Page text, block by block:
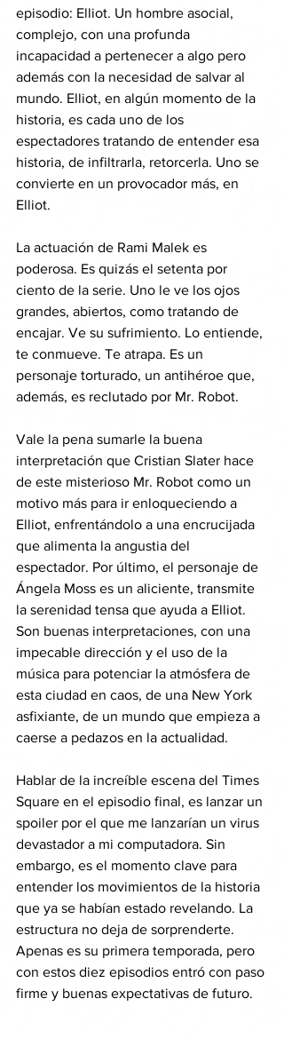
episodio: Elliot. Un hombre asocial,
complejo, con una profunda
incapacidad a pertenecer a algo pero
además con la necesidad de salvar al
mundo. Elliot, en algún momento de la
historia, es cada uno de los
espectadores tratando de entender esa
historia, de infiltrarla, retorcerla. Uno se
convierte en un provocador más, en
Elliot.
La actuación de Rami Malek es
poderosa. Es quizás el setenta por
ciento de la serie. Uno le ve los ojos
grandes, abiertos, como tratando de
encajar. Ve su sufrimiento. Lo entiende,
te conmueve. Te atrapa. Es un
personaje torturado, un antihéroe que,
además, es reclutado por Mr. Robot.
Vale la pena sumarle la buena
interpretación que Cristian Slater hace
de este misterioso Mr. Robot como un
motivo más para ir enloqueciendo a
Elliot, enfrentándolo a una encrucijada
que alimenta la angustia del
espectador. Por último, el personaje de
Ángela Moss es un aliciente, transmite
la serenidad tensa que ayuda a Elliot.
Son buenas interpretaciones, con una
impecable dirección y el uso de la
música para potenciar la atmósfera de
esta ciudad en caos, de una New York
asfixiante, de un mundo que empieza a
caerse a pedazos en la actualidad.
Hablar de la increíble escena del Times
Square en el episodio final, es lanzar un
spoiler por el que me lanzarían un virus
devastador a mi computadora. Sin
embargo, es el momento clave para
entender los movimientos de la historia
que ya se habían estado revelando. La
estructura no deja de sorprenderte.
Apenas es su primera temporada, pero
con estos diez episodios entró con paso
firme y buenas expectativas de futuro.